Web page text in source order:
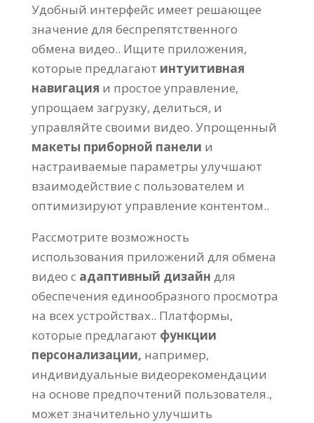
Удобный интерфейс имеет решающее
значение для беспрепятственного
обмена видео.. Ищите приложения,
которые предлагают интуитивная
навигация и простое управление,
упрощаем загрузку, делиться, и
управляйте своими видео. Упрощенный
макеты приборной панели и
настраиваемые параметры улучшают
взаимодействие с пользователем и
оптимизируют управление контентом..
Рассмотрите возможность
использования приложений для обмена
видео с адаптивный дизайн для
обеспечения единообразного просмотра
на всех устройствах.. Платформы,
которые предлагают функции
персонализации, например,
индивидуальные видеорекомендации
на основе предпочтений пользователя.,
может значительно улучшить